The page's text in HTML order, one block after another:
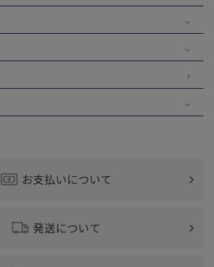
お支払いについて
発送について